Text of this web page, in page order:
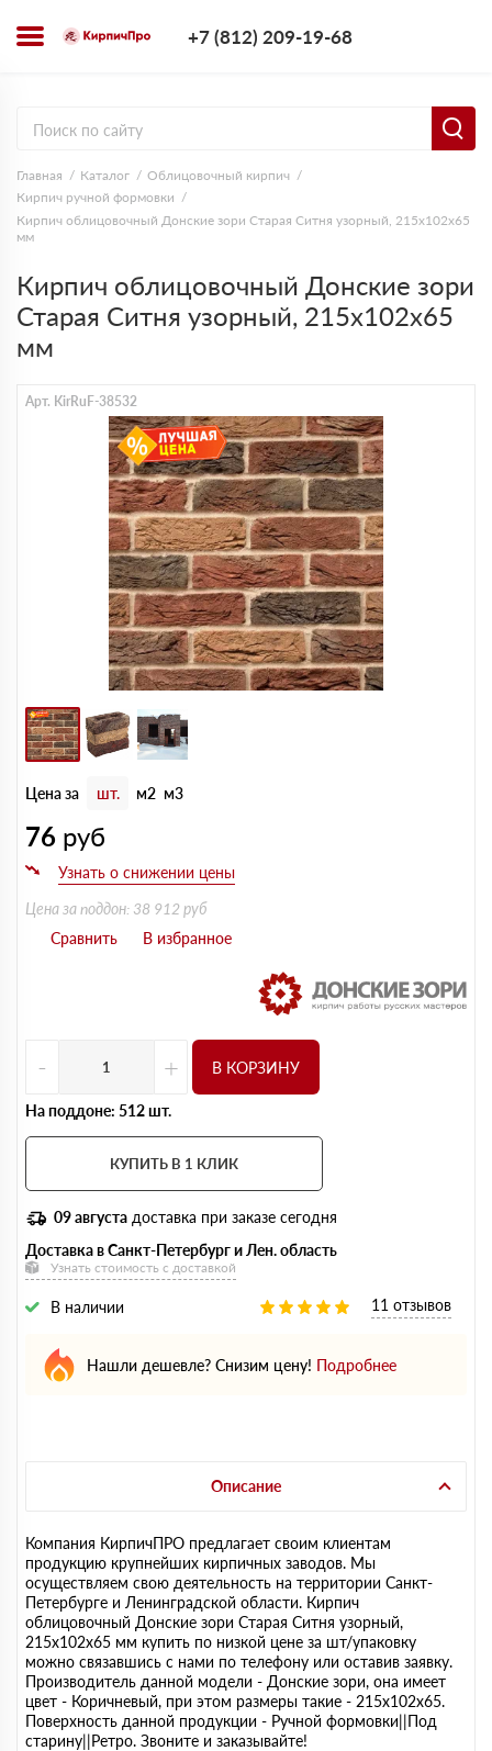
+7 (812) 209-19-68
Главная Каталог
Облицовочный кирпич
Кирпич ручной формовки
Кирпич облицовочный Донские зори Старая Ситня узорный, 215х102х65
мм
Кирпич облицовочный Донские зори
Старая Ситня узорный, 215х102х65
мм
Арт. KirRuF-38532
Цена за шт. м2 м3
76 руб
Цена за поддон: 38 912 руб
- + В КОРЗИНУ
На поддоне: 512 шт.
КУПИТЬ В 1 КЛИК
09 августа доставка при заказе сегодня
Доставка в Санкт-Петербург и Лен. область
Узнать стоимость с доставкой
В наличии 11 отзывов
Нашли дешевле? Снизим цену! Подробнее
Описание
Компания КирпичПРО предлагает своим клиентам
продукцию крупнейших кирпичных заводов. Мы
осуществляем свою деятельность на территории Санкт-
Петербурге и Ленинградской области. Кирпич
облицовочный Донские зори Старая Ситня узорный,
215х102х65 мм купить по низкой цене за шт/упаковку
можно связавшись с нами по телефону или оставив заявку.
Производитель данной модели - Донские зори, она имеет
цвет - Коричневый, при этом размеры такие - 215х102х65.
Поверхность данной продукции - Ручной формовки||Под
старину||Ретро. Звоните и заказывайте!